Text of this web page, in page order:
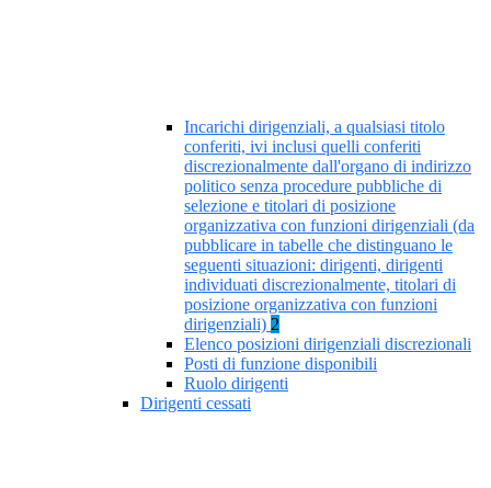
Incarichi dirigenziali, a qualsiasi titolo
conferiti, ivi inclusi quelli conferiti
discrezionalmente dall'organo di indirizzo
politico senza procedure pubbliche di
selezione e titolari di posizione
organizzativa con funzioni dirigenziali (da
pubblicare in tabelle che distinguano le
seguenti situazioni: dirigenti, dirigenti
individuati discrezionalmente, titolari di
posizione organizzativa con funzioni
dirigenziali) 2
Elenco posizioni dirigenziali discrezionali
Posti di funzione disponibili
Ruolo dirigenti
Dirigenti cessati